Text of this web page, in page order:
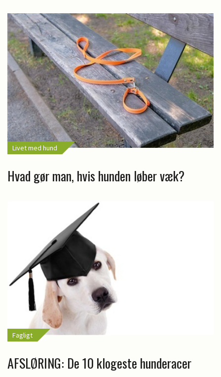
Livet med hund
Hvad gør man, hvis hunden løber væk?
Fagligt
AFSLØRING: De 10 klogeste hunderacer